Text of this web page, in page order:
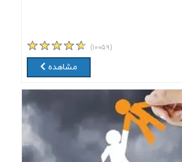
(۱۰۰۵۹)
مشاهده